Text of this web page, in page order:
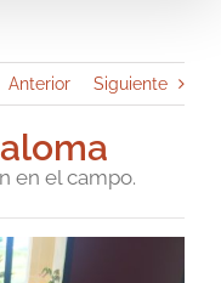
Anterior Siguiente
en el campo.